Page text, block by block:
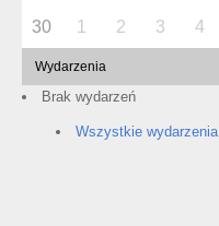
30 1 2 3 4
Wydarzenia
Brak wydarzeń
Wszystkie wydarzenia